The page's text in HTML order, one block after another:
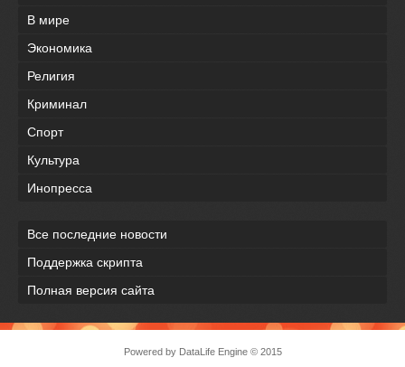
В мире
Экономика
Религия
Криминал
Спорт
Культура
Инопресса
Все последние новости
Поддержка скрипта
Полная версия сайта
Powered by DataLife Engine© 2015